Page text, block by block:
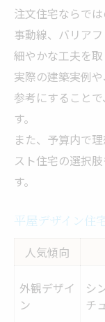
注文住宅ならで
事動線、バリア
細やかな工夫を取
実際の建築実例
参考にすること
す。
また、予算内で
スト住宅の選択
す。
平屋デザイン住
人気傾向
外観デザイ
ン
シ
チ